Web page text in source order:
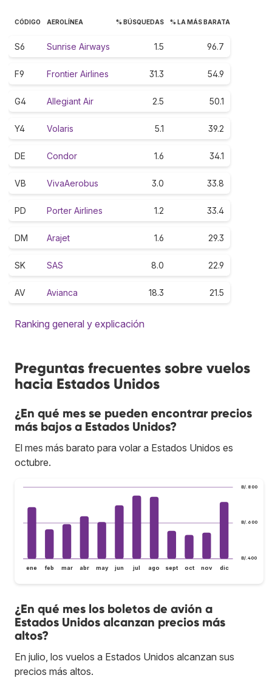
CÓDIGO AEROLÍNEA % BÚSQUEDAS % LA MÁS BARATA
S6 Sunrise Airways 1.5 96.7
F9 Frontier Airlines 31.3 54.9
G4 Allegiant Air 2.5 50.1
Y4 Volaris 5.1 39.2
DE Condor 1.6 34.1
VB VivaAerobus 3.0 33.8
PD Porter Airlines 1.2 33.4
DM Arajet 1.6 29.3
SK SAS 8.0 22.9
AV Avianca 18.3 21.5
Ranking general y explicación
Preguntas frecuentes sobre vuelos
hacia Estados Unidos
¿En qué mes se pueden encontrar precios
más bajos a Estados Unidos?
El mes más barato para volar a Estados Unidos es
octubre.
B/.400
B/.600
B/.800
ene feb mar abr may jun jul ago sept oct nov dic
¿En qué mes los boletos de avión a
Estados Unidos alcanzan precios más
altos?
En julio, los vuelos a Estados Unidos alcanzan sus
precios más altos.